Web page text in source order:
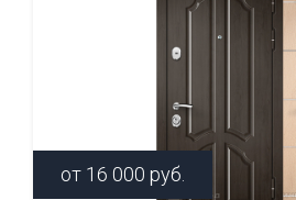
от 16 000 руб.